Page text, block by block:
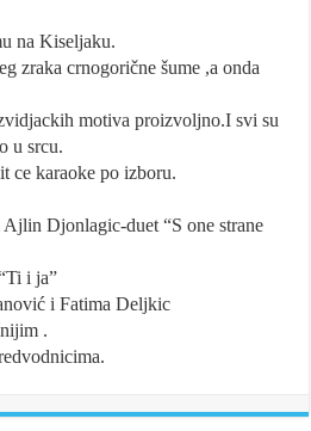
na Kiseljaku.
zraka crnogorične šume ,a onda
motiva proizvoljno.I svi su
u srcu.
ce karaoke po izboru.
Djonlagic-duet “S one strane
i ja”
i Fatima Deljkic
.